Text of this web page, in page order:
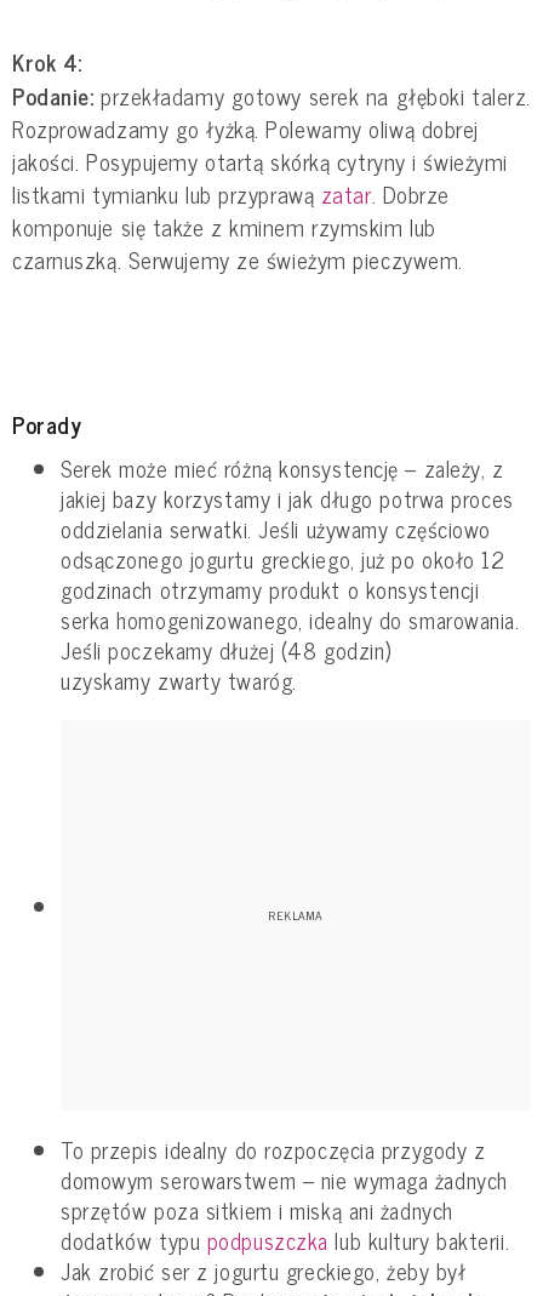
Krok 4:
Podanie: przekładamy gotowy serek na głęboki talerz.
Rozprowadzamy go łyżką. Polewamy oliwą dobrej
jakości. Posypujemy otartą skórką cytryny i świeżymi
listkami tymianku lub przyprawą zatar. Dobrze
komponuje się także z kminem rzymskim lub
czarnuszką. Serwujemy ze świeżym pieczywem.
Porady
Serek może mieć różną konsystencję – zależy, z
jakiej bazy korzystamy i jak długo potrwa proces
oddzielania serwatki. Jeśli używamy częściowo
odsączonego jogurtu greckiego, już po około 12
godzinach otrzymamy produkt o konsystencji
serka homogenizowanego, idealny do smarowania.
Jeśli poczekamy dłużej (48 godzin)
uzyskamy zwarty twaróg.
To przepis idealny do rozpoczęcia przygody z
domowym serowarstwem – nie wymaga żadnych
sprzętów poza sitkiem i miską ani żadnych
dodatków typu podpuszczka lub kultury bakterii.
Jak zrobić ser z jogurtu greckiego, żeby był